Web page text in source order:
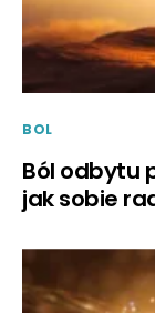
BOL
Ból odbytu
jak sobie